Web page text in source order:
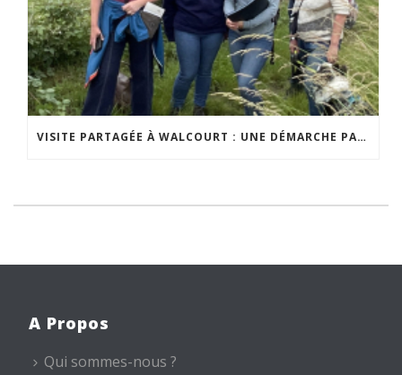
VISITE PARTAGÉE À WALCOURT : UNE DÉMARCHE PARTICIPATIVE ANIMÉE PAR ESPACE ENVIRONNEMENT
A Propos
Qui sommes-nous ?